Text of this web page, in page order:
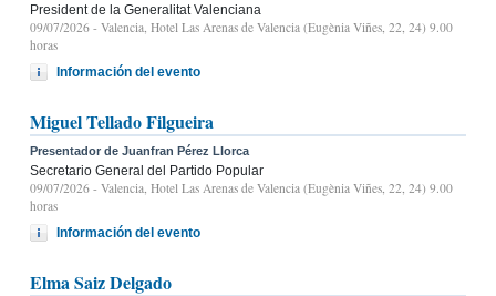
President de la Generalitat Valenciana
09/07/2026 - Valencia, Hotel Las Arenas de Valencia (Eugènia Viñes, 22, 24) 9.00
horas
Información del evento
Miguel Tellado Filgueira
Presentador de Juanfran Pérez Llorca
Secretario General del Partido Popular
09/07/2026 - Valencia, Hotel Las Arenas de Valencia (Eugènia Viñes, 22, 24) 9.00
horas
Información del evento
Elma Saiz Delgado